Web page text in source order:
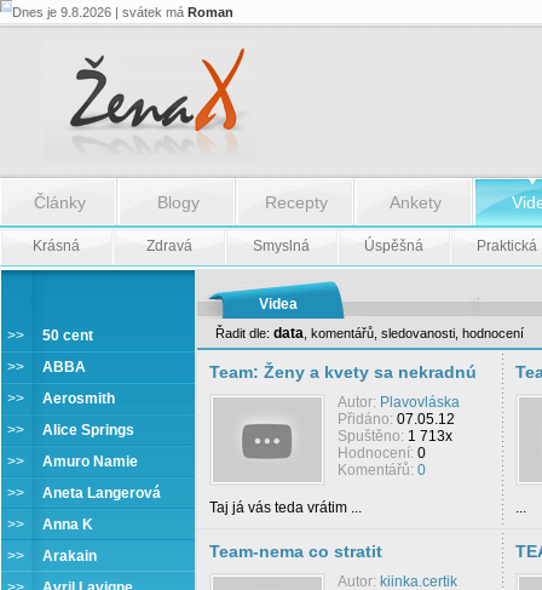
Dnes je 9.8.2026 | svátek má Roman
Články Blogy Recepty Ankety
Krásná Zdravá Smyslná Úspěšná Praktická
>> 50 cent
>> ABBA
>> Aerosmith
>> Alice Springs
>> Amuro Namie
>> Aneta Langerová
>> Anna K
>> Arakain
Videa
Team
Řadit dle: data komentářů sledovanosti hodnocení
Team: Ženy a kvety sa nekradnú
Autor: Plavovláska
Přidáno: 07.05.12
Spuštěno: 1 713x
Hodnocení: 0
Komentářů: 0
Taj já vás teda vrátim ... ...
Team-nema co stratit
Autor: kiinka.certik